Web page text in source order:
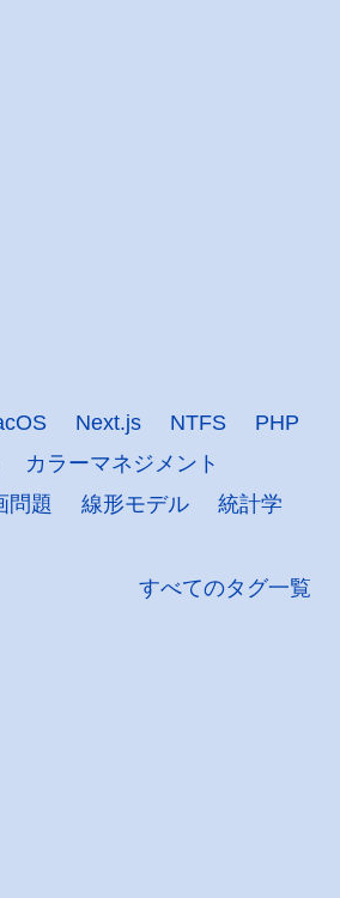
Next.js NTFS
PHP
カラーマネジメント
問題 線形モデル
統計学
すべてのタグ一覧